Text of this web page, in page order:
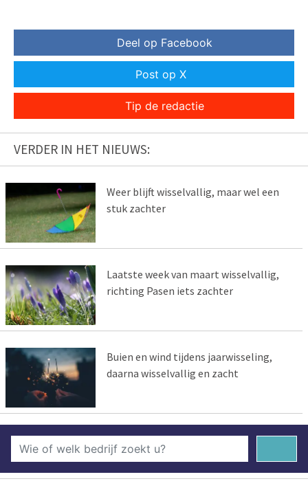
Deel op Facebook
Post op X
Tip de redactie
VERDER IN HET NIEUWS:
Weer blijft wisselvallig, maar wel een
stuk zachter
Laatste week van maart wisselvallig,
richting Pasen iets zachter
Buien en wind tijdens jaarwisseling,
daarna wisselvallig en zacht